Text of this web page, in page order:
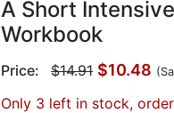
A Short
Workbook
Price: $14.91 $10.48
Only 3 left in stock,